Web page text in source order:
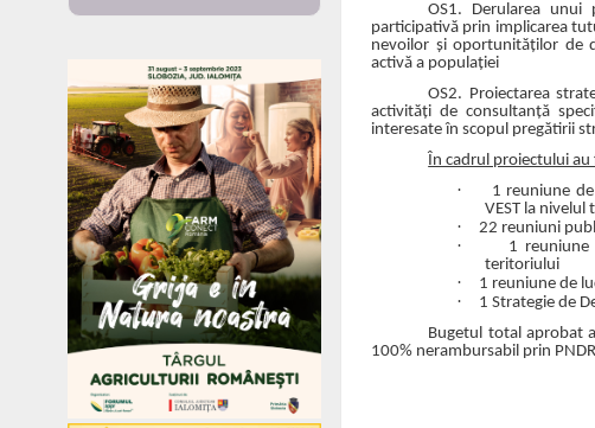
OS1. Derularea
participativă prin implicarea
nevoilor și oportunităților de
activă a populației
OS2. Proiectarea
activități de consultanță
interesate în scopul pregătirii
În cadrul proiectului
·
1 reuniune de
VEST la
· 22 reuniuni
·
1
teritoriului
· 1 reuniune de
·
1 Strategie de
Bugetul total aprobat
100% nerambursabil prin